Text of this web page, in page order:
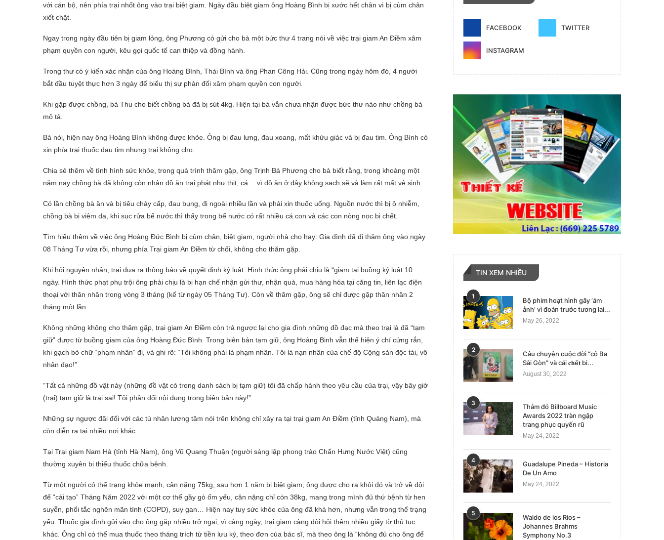
với cán bộ, nên phía trại nhốt ông vào trại biệt giam. Ngày đầu biệt giam ông Hoàng Bình bị xước hết chân vì bị cùm chân
xiết chặt.
Ngay trong ngày đầu tiên bị giam lỏng, ông Phương có gửi cho bà một bức thư 4 trang nói về việc trại giam An Điềm xâm
phạm quyền con người, kêu gọi quốc tế can thiệp và đồng hành.
Trong thư có ý kiến xác nhận của ông Hoàng Bình, Thái Bình và ông Phan Công Hải. Cũng trong ngày hôm đó, 4 người
bắt đầu tuyệt thực hơn 3 ngày để biểu thị sự phản đối xâm phạm quyền con người.
Khi gặp được chồng, bà Thu cho biết chồng bà đã bị sút 4kg. Hiện tại bà vẫn chưa nhận được bức thư nào như chồng bà
mô tả.
Bà nói, hiện nay ông Hoàng Bình không được khỏe. Ông bị đau lưng, đau xoang, mất khứu giác và bị đau tim. Ông Bình có
xin phía trại thuốc đau tim nhưng trại không cho.
Chia sẻ thêm về tình hình sức khỏe, trong quá trình thăm gặp, ông Trịnh Bá Phương cho bà biết rằng, trong khoảng một
năm nay chồng bà đã không còn nhận đồ ăn trại phát như thịt, cá… vì đồ ăn ở đây không sạch sẽ và làm rất mất vệ sinh.
Có lần chồng bà ăn và bị tiêu chảy cấp, đau bụng, đi ngoài nhiều lần và phải xin thuốc uống. Nguồn nước thì bị ô nhiễm,
chồng bà bị viêm da, khi sục rửa bể nước thì thấy trong bể nước có rất nhiều cá con và các con nòng nọc bị chết.
Tìm hiểu thêm về việc ông Hoàng Đức Bình bị cùm chân, biệt giam, người nhà cho hay: Gia đình đã đi thăm ông vào ngày
08 Tháng Tư vừa rồi, nhưng phía Trại giam An Điềm từ chối, không cho thăm gặp.
Khi hỏi nguyên nhân, trại đưa ra thông báo về quyết định kỷ luật. Hình thức ông phải chịu là “giam tại buồng kỷ luật 10
ngày. Hình thức phạt phụ trội ông phải chịu là bị hạn chế nhận gửi thư, nhận quà, mua hàng hóa tại căng tin, liên lạc điện
thoại với thân nhân trong vòng 3 tháng (kể từ ngày 05 Tháng Tư). Còn về thăm gặp, ông sẽ chỉ được gặp thân nhân 2
tháng một lần.
Không những không cho thăm gặp, trại giam An Điềm còn trả ngược lại cho gia đình những đồ đạc mà theo trại là đã “tạm
giữ” được từ buồng giam của ông Hoàng Đức Bình. Trong biên bản tạm giữ, ông Hoàng Binh vẫn thể hiện ý chí cứng rắn,
khi gạch bỏ chữ “phạm nhân” đi, và ghi rõ: “Tôi không phải là phạm nhân. Tôi là nạn nhân của chế độ Cộng sản độc tài, vô
nhân đạo!”
“Tất cả những đồ vật này (những đồ vật có trong danh sách bị tạm giữ) tôi đã chấp hành theo yêu cầu của trại, vậy bây giờ
(trại) tạm giữ là trại sai! Tôi phản đối nội dung trong biên bản này!”
Những sự ngược đãi đối với các tù nhân lương tâm nói trên không chỉ xảy ra tại trại giam An Điềm (tỉnh Quảng Nam), mà
còn diễn ra tại nhiều nơi khác.
Tại Trại giam Nam Hà (tỉnh Hà Nam), ông Vũ Quang Thuận (người sáng lập phong trào Chấn Hưng Nước Việt) cũng
thường xuyên bị thiếu thuốc chữa bệnh.
Từ một người có thể trạng khỏe mạnh, cân nặng 75kg, sau hơn 1 năm bị biệt giam, ông được cho ra khỏi đó và trở về đội
để “cải tạo” Tháng Năm 2022 với một cơ thể gầy gò ốm yếu, cân nặng chỉ còn 38kg, mang trong mình đủ thứ bệnh từ hen
suyễn, phổi tắc nghẽn mãn tính (COPD), suy gan… Hiện nay tuy sức khỏe của ông đã khá hơn, nhưng vẫn trong thể trạng
yếu. Thuốc gia đình gửi vào cho ông gặp nhiều trở ngại, vì càng ngày, trại giam càng đòi hỏi thêm nhiều giấy tờ thủ tục
khác. Ông chỉ có thể mua thuốc theo tháng trích từ tiền lưu ký, theo đơn của bác sĩ, mà theo ông là “không đủ cho ông để
FACEBOOK TWITTER
INSTAGRAM
TIN XEM NHIỀU
1
Bộ phim hoạt hình gây ‘ám
ảnh’ vì đoán trước tương lai...
May 26, 2022
2
Câu chuyện cuộc đời “cô Ba
Sài Gòn” và cái 𝐜𝐡ế𝐭 bi...
August 30, 2022
3
Thảm đỏ Billboard Music
Awards 2022 tràn ngập
trang phục quyến rũ
May 24, 2022
4
Guadalupe Pineda – Historia
De Un Amo
May 24, 2022
5
Waldo de los Rios –
Johannes Brahms
Symphony No.3